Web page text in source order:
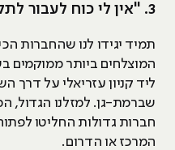
3. "אין לי כוח לעבור לתל-אביב בשביל העבודה"
תמיד יגידו לנו שהחברות
המוצלחים ביותר ממוקמים
ליד קניון עזריאלי על דרך
שברמת-גן. למזלנו הגדול,
חברות גדולות החליטו
המרכז או הדרום.